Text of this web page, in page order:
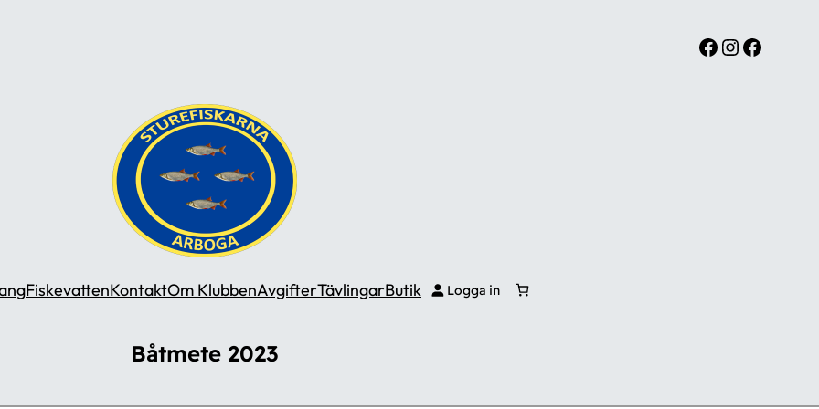
Facebook InstagramFacebook
FiskevattenKontaktOm KlubbenAvgifterTävlingarButik Logga in
Båtmete 2023